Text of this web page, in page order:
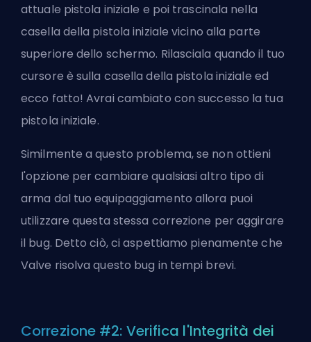
attuale pistola iniziale e poi trascinala nella
casella della pistola iniziale vicino alla parte
superiore dello schermo. Rilasciala quando il tuo
cursore è sulla casella della pistola iniziale ed
ecco fatto! Avrai cambiato con successo la tua
pistola iniziale.
Similmente a questo problema, se non ottieni
l'opzione per cambiare qualsiasi altro tipo di
arma dal tuo equipaggiamento allora puoi
utilizzare questa stessa correzione per aggirare
il bug. Detto ciò, ci aspettiamo pienamente che
Valve risolva questo bug in tempi brevi.
Correzione #2: Verifica l'Integrità dei